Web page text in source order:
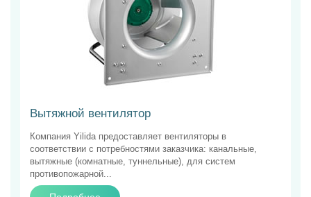
Вытяжной вентилятор
Компания Yilida предоставляет вентиляторы в
соответствии с потребностями заказчика: канальные,
вытяжные (комнатные, туннельные), для систем
противопожарной...